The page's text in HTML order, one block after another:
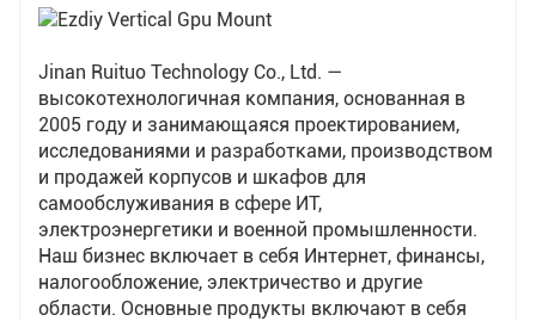
Jinan Ruituo Technology Co., Ltd. —
высокотехнологичная компания, основанная в
2005 году и занимающаяся проектированием,
исследованиями и разработками, производством
и продажей корпусов и шкафов для
самообслуживания в сфере ИТ,
электроэнергетики и военной промышленности.
Наш бизнес включает в себя Интернет, финансы,
налогообложение, электричество и другие
области. Основные продукты включают в себя